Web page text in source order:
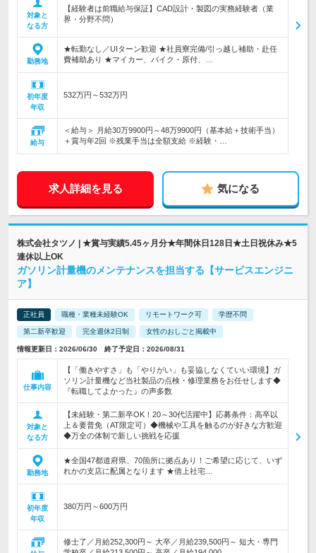
対象と
なる方
【経験者は前職給与保証】CAD設計・製図の実務経験者（業
界・分野不問）
勤務地
★転勤なし／UIターン歓迎 ★社員寮完備/引っ越し補助・赴任
費補助あり ★マイカー、バイク・原付、…
初年度
年収
532万円～532万円
給与
＜給与＞ 月給30万9900円～48万9900円（基本給＋技術手当）
＋賞与年2回 ※残業手当は全額支給 ※経験・…
求人詳細を見る 気になる
株式会社タツノ | ★賞与実績5.45ヶ月分★年間休日128日★土日祝休み★5
連休以上OK
ガソリン計量機のメンテナンスを担当する【サービスエンジニ
ア】
正社員 職種・業種未経験OK リモートワーク可 学歴不問
第二新卒歓迎 完全週休2日制 女性のおしごと掲載中
情報更新日：2026/06/30 終了予定日：2026/08/31
仕事内容
【「働きやすさ」も「やりがい」も妥協しなくていい環境】ガ
ソリン計量機など当社製品の点検・修理業務をお任せします◆
『転職してよかった』の声多数
対象と
なる方
【未経験・第二新卒OK！20～30代活躍中】応募条件：高卒以
上＆要普免（AT限定可）◆機械や工具を触るのが好きな方歓迎
◆万全の体制で新しい挑戦を応援
勤務地
★全国47都道府県、70箇所に拠点あり！ご希望に応じて、いず
れかの支店に配属となります ★借上社宅…
初年度
年収
380万円～600万円
修士了／月給252,300円～ 大卒／月給239,500円～ 短大・専門